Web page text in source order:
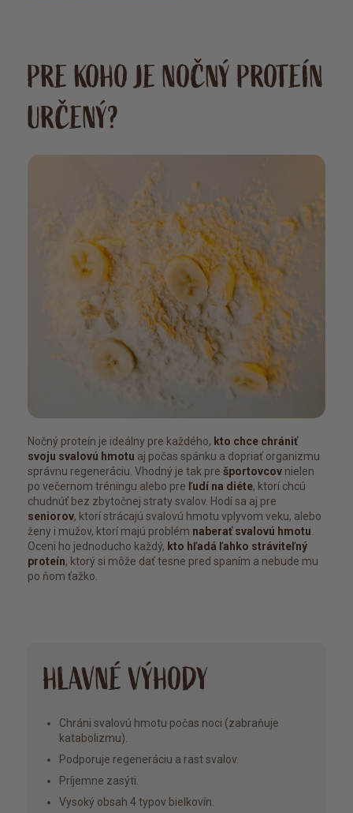
přijde, že spím líp než bez
něj :-) Ale to se mi možná
jen zdá :-)
PRE KOHO JE NOČNÝ PROTEÍN
URČENÝ?
Nočný proteín je ideálny pre každého, kto chce chrániť
svoju svalovú hmotu aj počas spánku a dopriať organizmu
správnu regeneráciu. Vhodný je tak pre športovcov nielen
po večernom tréningu alebo pre ľudí na diéte, ktorí chcú
chudnúť bez zbytočnej straty svalov. Hodí sa aj pre
seniorov, ktorí strácajú svalovú hmotu vplyvom veku, alebo
ženy i mužov, ktorí majú problém naberať svalovú hmotu
Oceni ho jednoducho každý, kto hľadá ľahko stráviteľný
proteín, ktorý si môže dať tesne pred spaním a nebude mu
po ňom ťažko.
HLAVNÉ VÝHODY
Chráni svalovú hmotu počas noci (zabraňuje
katabolizmu).
Podporuje regeneráciu a rast svalov.
Príjemne zasýti.
Vysoký obsah 4 typov bielkovín.